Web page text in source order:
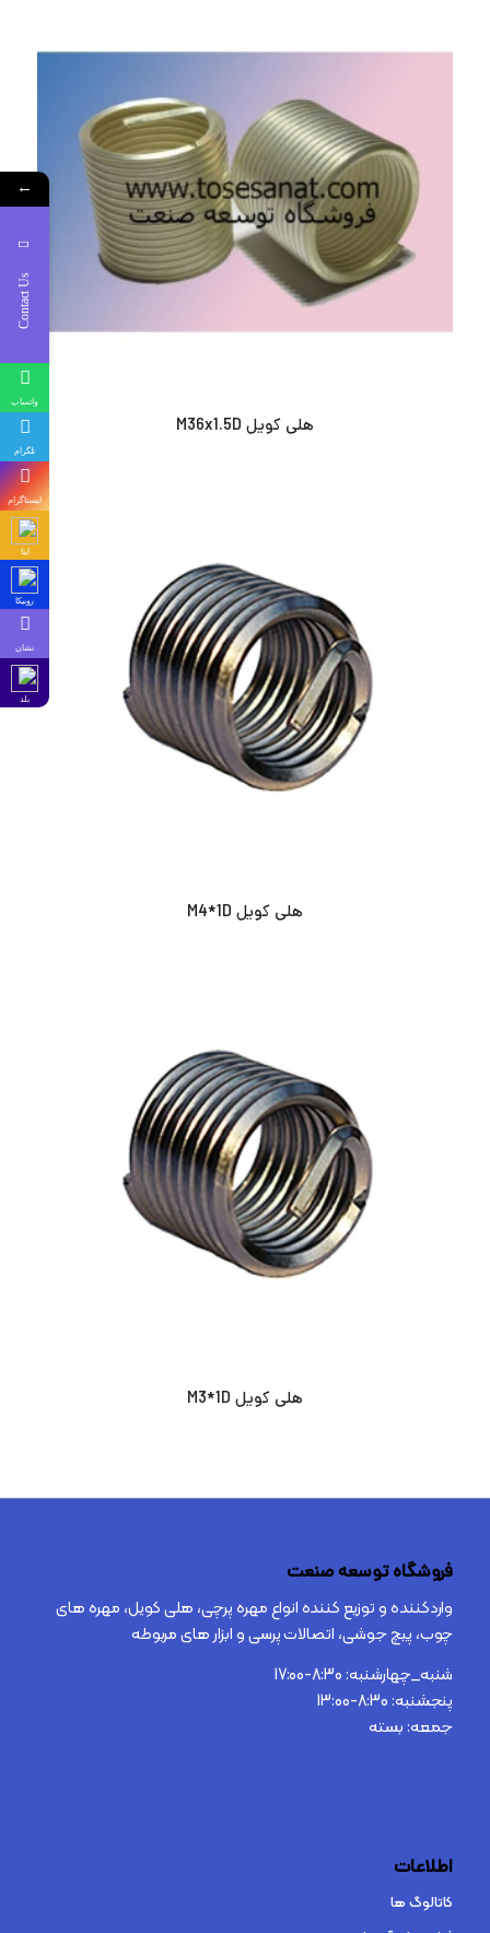
هلی کویل M36x1.5D
هلی کویل M4*1D
هلی کویل M3*1D
فروشگاه توسعه صنعت
واردکننده و توزیع کننده انواع مهره پرچی، هلی کویل، مهره های
چوب، پیچ جوشی، اتصالات پرسی و ابزار های مربوطه
شنبه_چهارشنبه: 8:30-17:00
پنجشنبه: 8:30-13:00
جمعه: بسته
اطلاعات
کاتالوگ ها
←
Contact Us
واتساپ
تلگرام
اینستاگرام
ایتا
روبیکا
نشان
بلد